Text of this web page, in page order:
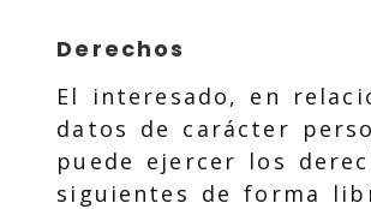
Derechos
El interesado, en
datos de carácter
puede ejercer los
siguientes de forma